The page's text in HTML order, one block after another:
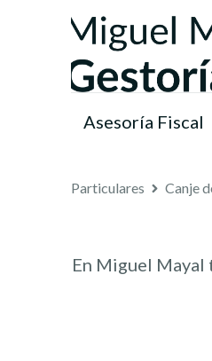
Asesoría Fiscal
Particulares Canje
En Miguel Mayal